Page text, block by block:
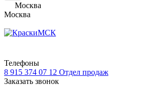
Москва
Москва
Телефоны
8 915 374 07 12 Отдел продаж
Заказать звонок